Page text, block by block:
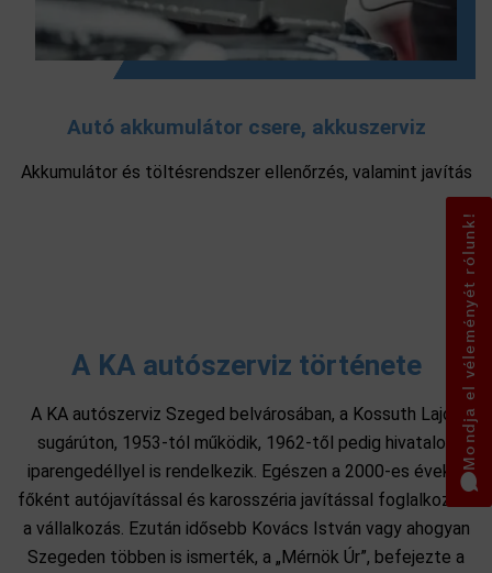
Autó akkumulátor csere, akkuszerviz
Akkumulátor és töltésrendszer ellenőrzés, valamint javítás
A KA autószerviz története
A KA autószerviz Szeged belvárosában, a Kossuth Lajos
sugárúton, 1953-tól működik, 1962-től pedig hivatalos
iparengedéllyel is rendelkezik. Egészen a 2000-es évekig
főként autójavítással és karosszéria javítással foglalkozott
a vállalkozás. Ezután idősebb Kovács István vagy ahogyan
Szegeden többen is ismerték, a „Mérnök Úr”, befejezte a
Mondja el véleményét rólunk!